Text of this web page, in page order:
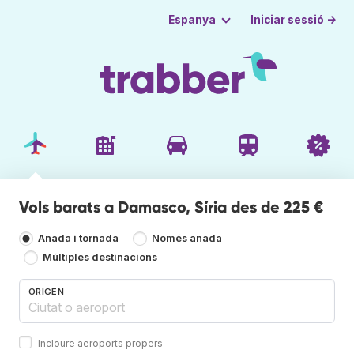
Espanya Iniciar sessió →
Vols barats a Damasco, Síria des de 225 €
Anada i tornada
Només anada
Múltiples destinacions
ORIGEN
Incloure aeroports propers